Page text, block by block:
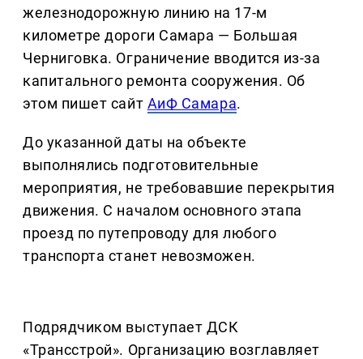
железнодорожную линию на 17-м
километре дороги Самара — Большая
Черниговка. Ограничение вводится из-за
капитального ремонта сооружения. Об
этом пишет сайт АиФ Самара.
До указанной даты на объекте
выполнялись подготовительные
мероприятия, не требовавшие перекрытия
движения. С началом основного этапа
проезд по путепроводу для любого
транспорта станет невозможен.
Подрядчиком выступает ДСК
«Трансстрой». Организацию возглавляет